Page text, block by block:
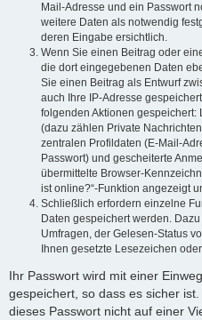
Mail-Adresse und ein Passwort
weitere Daten als notwendig
deren Eingabe ersichtlich.
Wenn Sie einen Beitrag oder
die dort eingegebenen Daten
Sie einen Beitrag als Entwurf
auch Ihre IP-Adresse
folgenden Aktionen gespeichert:
(dazu zählen Private
zentralen Profildaten (E-Mail-
Passwort) und gescheiterte
übermittelte Browser-
ist online?“-Funktion angezeigt
Schließlich erfordern einzelne
Daten gespeichert werden.
Umfragen, der Gelesen-Status
Ihnen gesetzte Lesezeichen
Ihr Passwort wird mit einer
gespeichert, so dass es sicher
dieses Passwort nicht auf einer